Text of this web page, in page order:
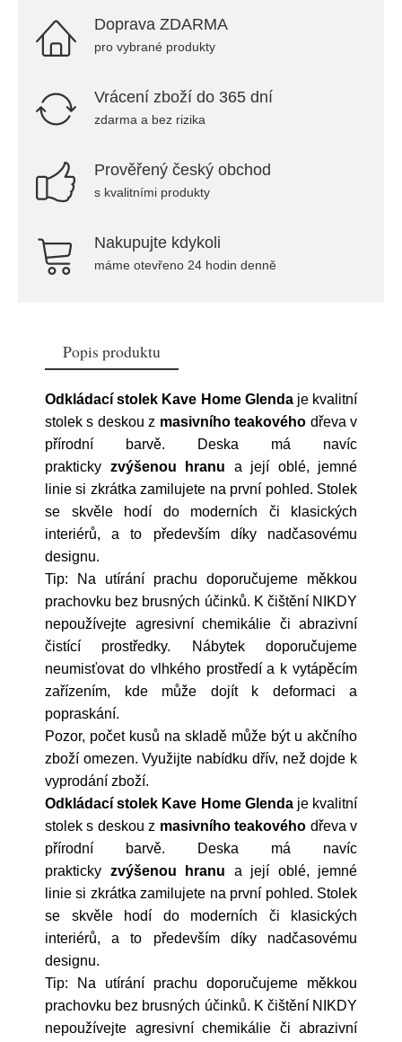
Doprava ZDARMA
pro vybrané produkty
Vrácení zboží do 365 dní
zdarma a bez rizika
Prověřený český obchod
s kvalitními produkty
Nakupujte kdykoli
máme otevřeno 24 hodin denně
Popis produktu
Odkládací stolek Kave Home Glenda je kvalitní
stolek s deskou z masivního teakového dřeva v
přírodní barvě. Deska má navíc
prakticky zvýšenou hranu
a její oblé, jemné
linie si zkrátka zamilujete na první pohled. Stolek
se skvěle hodí do moderních či klasických
interiérů, a to především díky nadčasovému
designu.
Tip: Na utírání prachu doporučujeme měkkou
prachovku bez brusných účinků. K čištění NIKDY
nepoužívejte agresivní chemikálie či abrazivní
čistící prostředky. Nábytek doporučujeme
neumisťovat do vlhkého prostředí a k vytápěcím
zařízením, kde může dojít k deformaci a
popraskání.
Pozor, počet kusů na skladě může být u akčního
zboží omezen. Využijte nabídku dřív, než dojde k
vyprodání zboží.
Odkládací stolek Kave Home Glenda je kvalitní
stolek s deskou z masivního teakového dřeva v
přírodní barvě. Deska má navíc
prakticky zvýšenou hranu
a její oblé, jemné
linie si zkrátka zamilujete na první pohled. Stolek
se skvěle hodí do moderních či klasických
interiérů, a to především díky nadčasovému
designu.
Tip: Na utírání prachu doporučujeme měkkou
prachovku bez brusných účinků. K čištění NIKDY
nepoužívejte agresivní chemikálie či abrazivní